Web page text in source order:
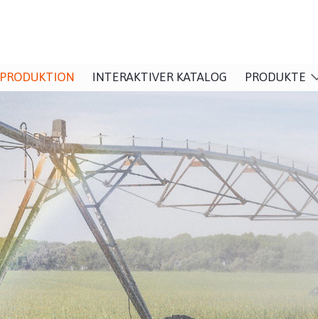
PRODUKTION INTERAKTIVER KATALOG PRODUKTE